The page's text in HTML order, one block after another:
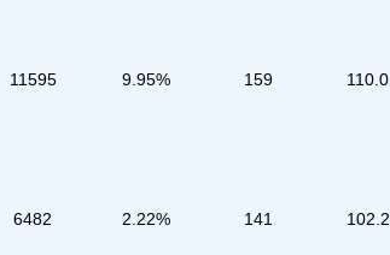
11595 9.95% 159 110.0
6482 2.22% 141 102.2